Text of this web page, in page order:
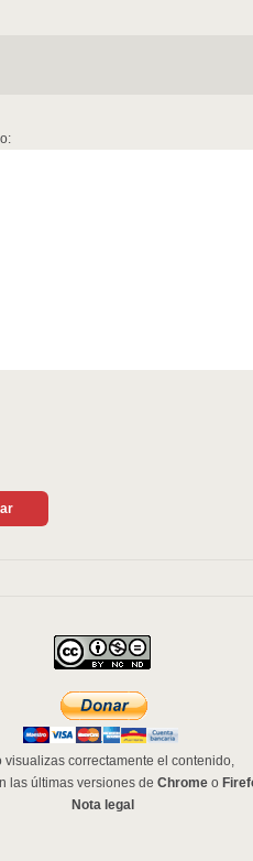
visualizas correctamente el contenido,
las últimas versiones de Chrome o
Nota legal